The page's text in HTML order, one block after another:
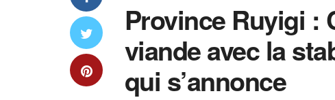
Province Ruyigi :
viande avec la
qui s’annonce